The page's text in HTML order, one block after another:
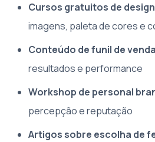
Cursos gratuitos de
imagens, paleta de cores e
Conteúdo de funil de
resultados e performance
Workshop de personal
percepção e reputação
Artigos sobre escolha de